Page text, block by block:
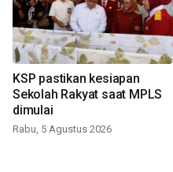
KSP pastikan kesiapan
Sekolah Rakyat saat MPLS
dimulai
Rabu, 5 Agustus 2026